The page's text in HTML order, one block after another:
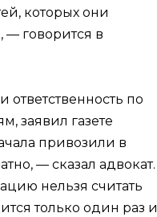
которых они
— говорится в
ответственность по
заявил газете
привозили в
— сказал адвокат.
нельзя считать
только один раз и